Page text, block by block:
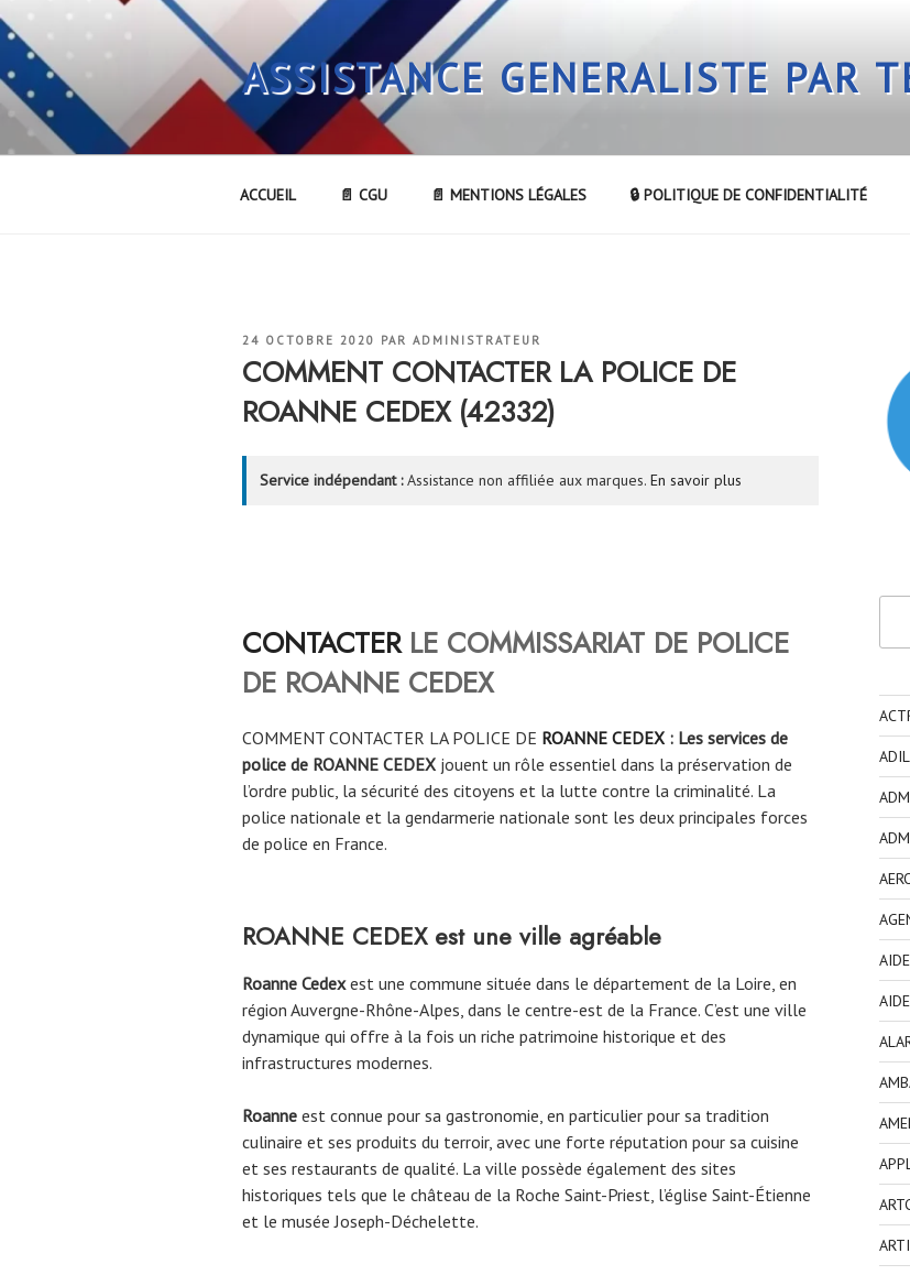
Aller
au
contenu
principal
ASSISTANCE GENERALISTE PAR
ACCUEIL 📄 CGU 📄 MENTIONS LÉGALES 🔒 POLITIQUE DE CONFIDENTIALITÉ
PUBLIÉ
24 OCTOBRE 2020 PAR ADMINISTRATEUR
COMMENT CONTACTER LA POLICE DE
ROANNE CEDEX (42332)
Service indépendant :Assistance non affiliée aux marques. En savoir plus
CONTACTERLE COMMISSARIAT DE POLICE
DE ROANNE CEDEX
COMMENT CONTACTER LA POLICE DE ROANNE CEDEX : Les services de
police de ROANNE CEDEX jouent un rôle essentiel dans la préservation de
l’ordre public, la sécurité des citoyens et la lutte contre la criminalité. La
police nationale et la gendarmerie nationale sont les deux principales forces
de police en France.
ROANNE CEDEX est une ville agréable
Roanne Cedexest une commune située dans le département de la Loire, en
région Auvergne-Rhône-Alpes, dans le centre-est de la France. C’est une ville
dynamique qui offre à la fois un riche patrimoine historique et des
infrastructures modernes.
Roanne est connue pour sa gastronomie, en particulier pour sa tradition
culinaire et ses produits du terroir, avec une forte réputation pour sa cuisine
et ses restaurants de qualité. La ville possède également des sites
historiques tels que le château de la Roche Saint-Priest, l’église Saint-Étienne
et le musée Joseph-Déchelette.
ADIL